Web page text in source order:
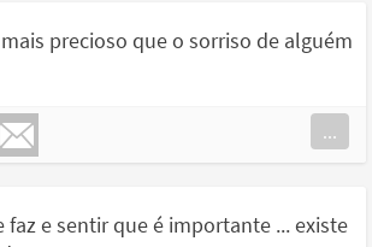
precioso que o sorriso de alguém
...
faz e sentir que é importante ... existe